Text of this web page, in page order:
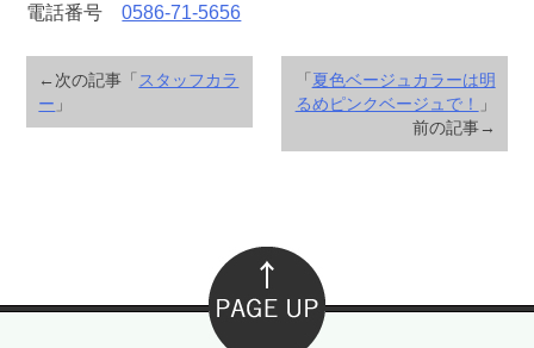
電話番号0586-71-5656
「 夏色ベージュカラーは明
るめピンクベージュで！
」
前の記事→
←次の記事「 スタッフカラ
ー 」